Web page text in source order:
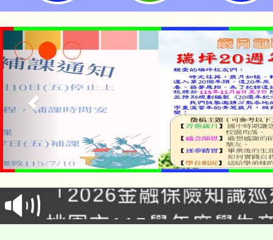
公告本校115學年度第
代理(課)教師甄選結果(
「2026金融保險知識
車」活動
桃園市115學年度學生